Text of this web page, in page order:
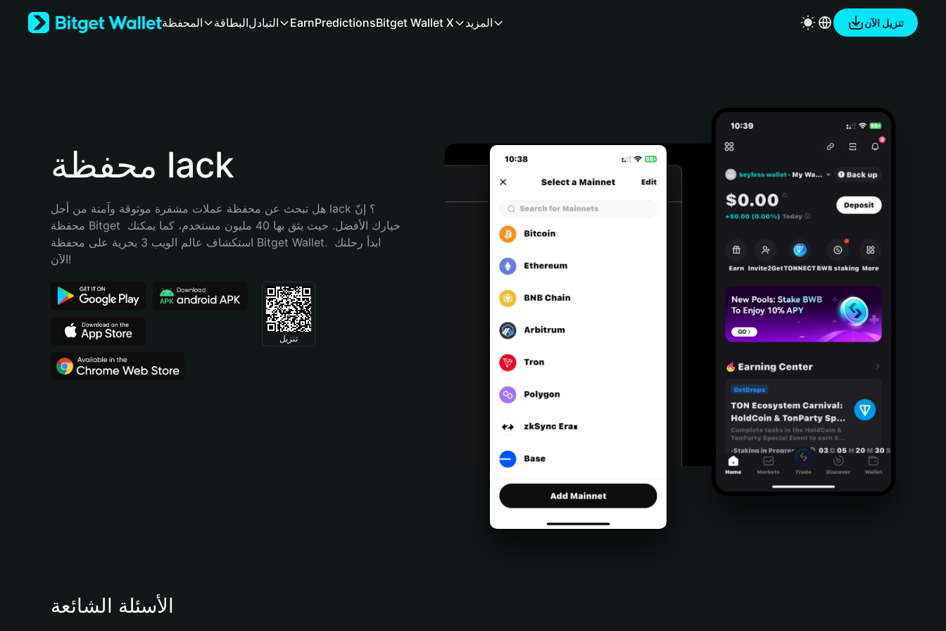
Bahasa Indonesia
Português (Brasil)
المحفظة البطاقةالتبادل EarnPredictionsBitget Wallet X المزيد تنزيل الآن
محفظة lack
هل تبحث عن محفظة عملات مشفرة موثوقة وآمنة من أجل lack؟ إنّ
محفظة Bitget خيارك الأفضل. حيث يثق بها 40 مليون مستخدم، كما يمكنك
استكشاف عالم الويب 3 بحرية على محفظة Bitget Wallet. ابدأ رحلتك
الآن!
تنزيل
الأسئلة الشائعة